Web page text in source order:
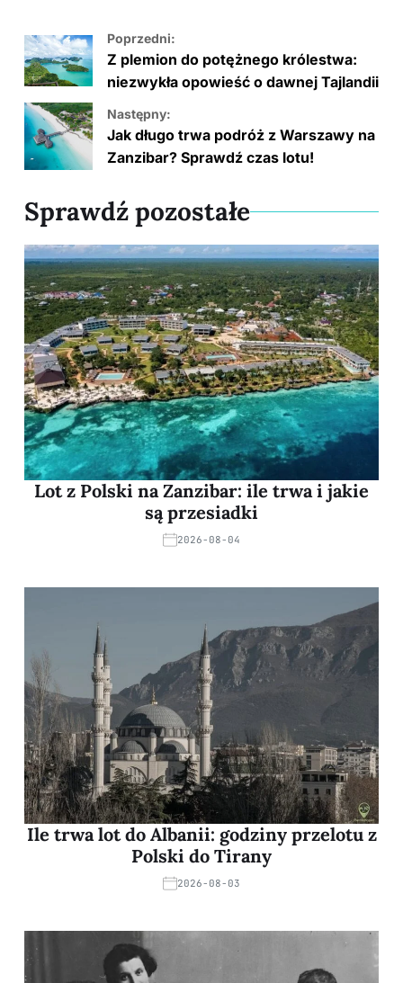
Poprzedni:
Z plemion do potężnego królestwa:
niezwykła opowieść o dawnej Tajlandii
Następny:
Jak długo trwa podróż z Warszawy na
Zanzibar? Sprawdź czas lotu!
Sprawdź pozostałe
Lot z Polski na Zanzibar: ile trwa i jakie
są przesiadki
2026-08-04
Ile trwa lot do Albanii: godziny przelotu z
Polski do Tirany
2026-08-03